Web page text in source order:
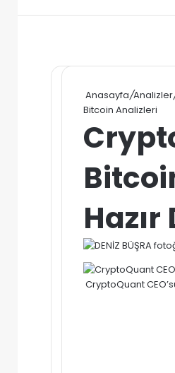
Anasayfa/Analizler
Bitcoin Analizleri
CryptoQuant